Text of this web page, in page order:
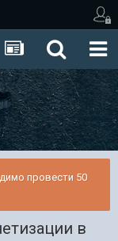
провести 50
в